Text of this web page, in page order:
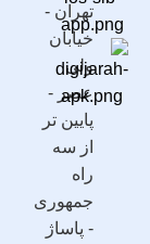
تهران -
خیابان
ولی
عصر -
پایین تر
از سه
راه
جمهوری
- پاساژ